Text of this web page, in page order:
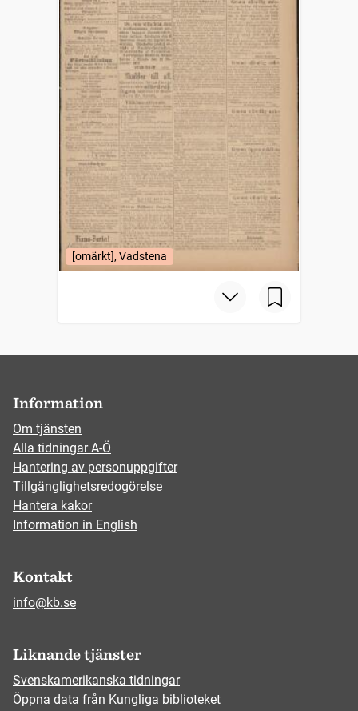
[omärkt], Vadstena
Information
Om tjänsten
Alla tidningar A-Ö
Hantering av personuppgifter
Tillgänglighetsredogörelse
Hantera kakor
Information in English
Kontakt
info@kb.se
Liknande tjänster
Svenskamerikanska tidningar
Öppna data från Kungliga biblioteket